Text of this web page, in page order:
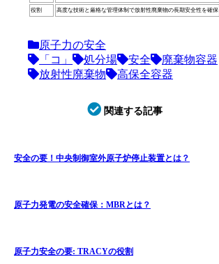
役割 高度な技術と厳格な管理体制で放射性廃棄物の長期安全性を確保
原子力の安全
「コ」
処分場 安全
廃棄物容器
放射性廃棄物
高保全容器
関連する記事
安全の要！中央制御室外原子炉停止装置とは？
原子力発電の安全確保：MBRとは？
原子力安全の要: TRACYの役割